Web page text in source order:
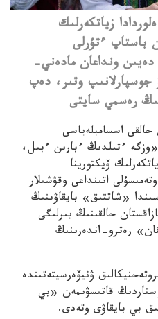
زياتكەرلىك
باستاپ ءتۇرلى
دەيىن ونداعان مادەني-
وتىر، دەپ
رەسمي سايتى
حالقى اسسامبلەياسى
«وزگە ءتىلدىڭ ءبارىن ءبىل،
ۆيكتورينا
اتىنداعى وقۋشىلار
«شاتتىق» بايقاۋىنىڭ
حالقىنىڭ بىرلىگى
رەترو-اندەرىنىڭ
ۋنيۆەرسيتەتىندە
قاتىسۋىمەن «بي
بي بايقاۋى وتەدى.